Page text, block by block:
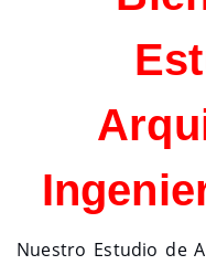
Nuestro Estudio de